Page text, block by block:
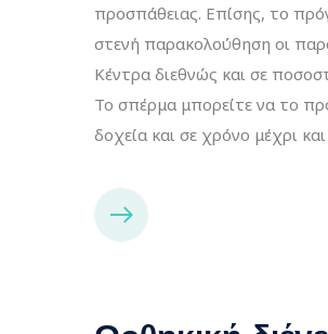
προσπάθειας. Επίσης, το
στενή παρακολούθηση οι
Κέντρα διεθνώς και σε
Το σπέρμα μπορείτε να το
δοχεία και σε χρόνο μέχρι